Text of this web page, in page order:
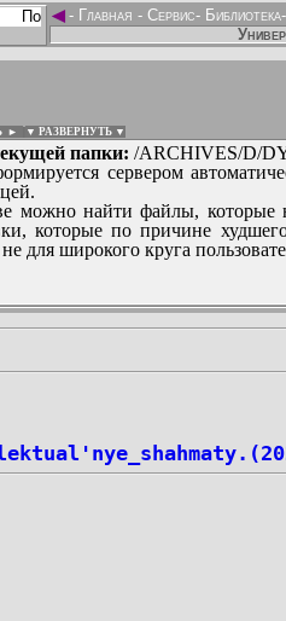
◄- Главная - Сервис- Библиотека-
► ▼ РАЗВЕРНУТЬ ▼
папки: /ARCHIVES/D/
сервером
можно найти файлы, которые
которые по причине
для широкого круга